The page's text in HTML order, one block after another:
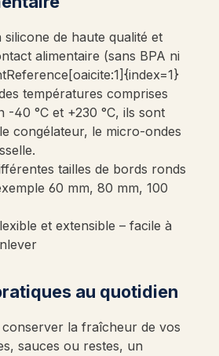
silicone de haute qualité et
alimentaire (sans BPA ni
températures comprises
-40 °C et +230 °C, ils sont
congélateur, le micro-ondes
tailles de bords ronds
60 mm, 80 mm, 100
et extensible – facile à
au quotidien
la fraîcheur de vos
sauces ou restes, un